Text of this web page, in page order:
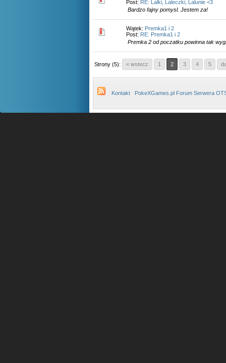
Post: RE: Lalki, Laleczki, Lalunie <3
Bardzo fajny pomysl. Jestem za!
Wątek: Premka1 i 2
Post: RE: Premka1 i 2
Premka 2 od poczatku powinna tak
Strony (5): « wstecz 1 2 3 4 5
Kontakt PokeXGames.pl Forum Serwera